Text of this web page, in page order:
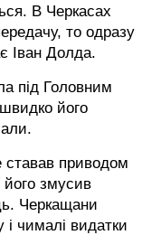
В Черкасах
то одразу
Іван Долда.
під Головним
його
ставав приводом
його змусив
Черкащани
і чималі видатки